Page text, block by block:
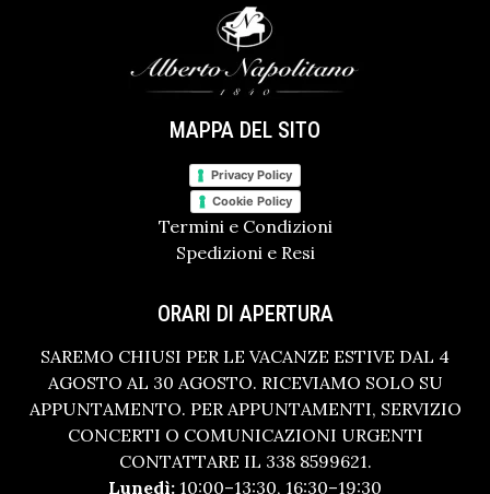
MAPPA DEL SITO
Privacy Policy
Cookie Policy
Termini e Condizioni
Spedizioni e Resi
ORARI DI APERTURA
SAREMO CHIUSI PER LE VACANZE ESTIVE DAL 4
AGOSTO AL 30 AGOSTO. RICEVIAMO SOLO SU
APPUNTAMENTO. PER APPUNTAMENTI, SERVIZIO
CONCERTI O COMUNICAZIONI URGENTI
CONTATTARE IL 338 8599621.
Lunedì: 10:00–13:30, 16:30–19:30